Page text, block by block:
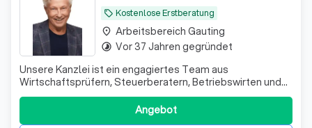
local_offer Kostenlose Erstberatung
Unsere Kanzlei ist ein engagiertes Team aus
Wirtschaftsprüfern, Steuerberatern, Betriebswirten und
Fachanwälten. Seit 1995 unterstützen wir unsere
Mandanten erfolgreich in schwierigen Finanzsituationen.
Wir sehen uns nicht nur als Ansprechpartner, sondern auch
Angebot
place Arbeitsbereich Gauting
timelapse Vor 37 Jahren gegründet